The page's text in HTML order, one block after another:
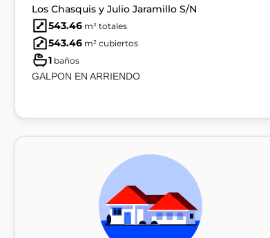
Los Chasquis y Julio Jaramillo S/N
543.46 m² totales
543.46 m² cubiertos
1 baños
GALPON EN ARRIENDO